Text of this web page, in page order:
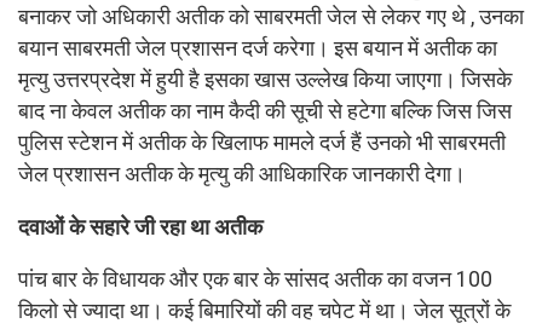
बनाकर जो अधिकारी अतीक को साबरमती जेल से लेकर गए थे , उनका
बयान साबरमती जेल प्रशासन दर्ज करेगा। इस बयान में अतीक का
मृत्यु उत्तरप्रदेश में हुयी है इसका खास उल्लेख किया जाएगा। जिसके
बाद ना केवल अतीक का नाम कैदी की सूची से हटेगा बल्कि जिस जिस
पुलिस स्टेशन में अतीक के खिलाफ मामले दर्ज हैं उनको भी साबरमती
जेल प्रशासन अतीक के मृत्यु की आधिकारिक जानकारी देगा।
दवाओं के सहारे जी रहा था अतीक
पांच बार के विधायक और एक बार के सांसद अतीक का वजन 100
किलो से ज्यादा था। कई बिमारियों की वह चपेट में था। जेल सूत्रों के